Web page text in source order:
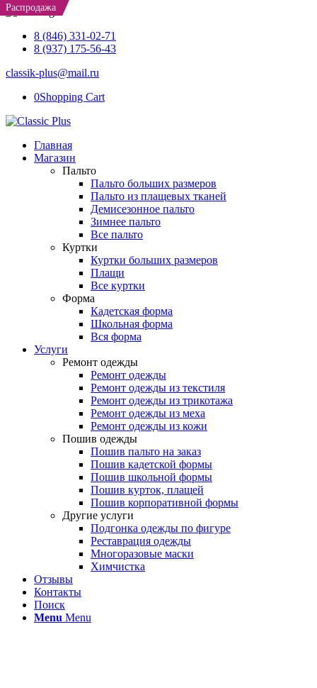
8 (846) 331-02-71
8 (937) 175-56-43
classik-plus@mail.ru
0Shopping Cart
Главная
Магазин
Пальто
Пальто больших размеров
Пальто из плащевых тканей
Демисезонное пальто
Зимнее пальто
Все пальто
Куртки
Куртки больших размеров
Плащи
Все куртки
Форма
Кадетская форма
Школьная форма
Вся форма
Услуги
Ремонт одежды
Ремонт одежды
Ремонт одежды из текстиля
Ремонт одежды из трикотажа
Ремонт одежды из меха
Ремонт одежды из кожи
Пошив одежды
Пошив пальто на заказ
Пошив кадетской формы
Пошив школьной формы
Пошив курток, плащей
Пошив корпоративной формы
Другие услуги
Подгонка одежды по фигуре
Реставрация одежды
Многоразовые маски
Химчистка
Отзывы
Контакты
Поиск
Menu Menu
Распродажа
Распродажа
Распродажа